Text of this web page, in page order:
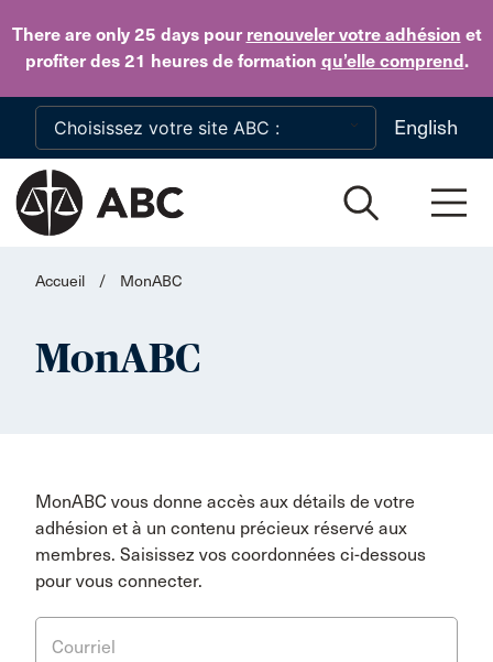
There are only 25 dayspour renouveler votre adhésion et
profiter des 21 heures de formation qu’elle comprend.
Skip to main content
English
Accueil / MonABC
MonABC
MonABC vous donne accès aux détails de votre
adhésion et à un contenu précieux réservé aux
membres. Saisissez vos coordonnées ci-dessous
pour vous connecter.
Courriel